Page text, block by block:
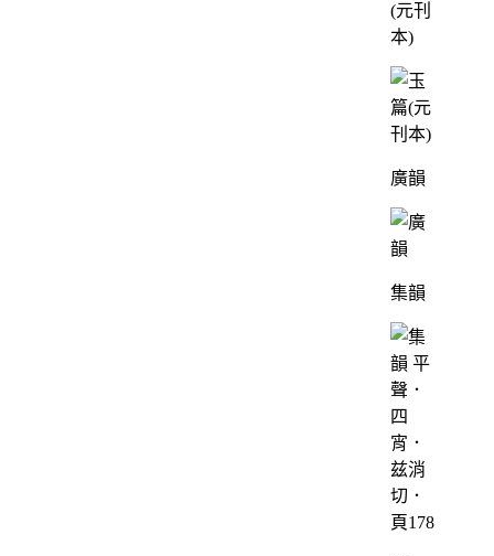
(元刊
本)
廣韻
集韻